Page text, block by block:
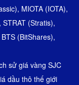
, MIOTA (IOTA),
, STRAT (Stratis),
BTS (BitShares),
sử giá vàng SJC
dầu thô thế giới